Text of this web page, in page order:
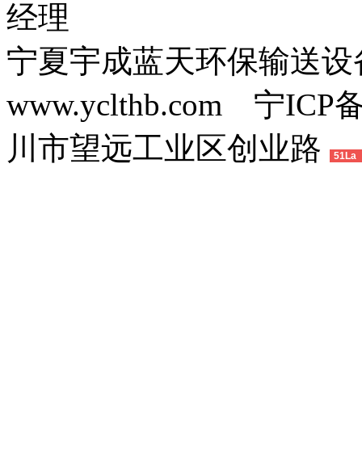
经理
宁夏宇成蓝天环保输送
www.yclthb.com 宁ICP
川市望远工业区创业路
51La